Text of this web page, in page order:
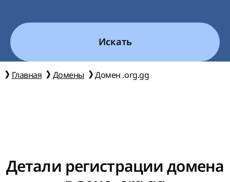
Искать
Главная Домены Домен .org.gg
Детали регистрации домена